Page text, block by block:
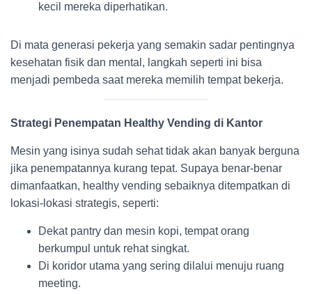
kecil mereka diperhatikan.
Di mata generasi pekerja yang semakin sadar pentingnya
kesehatan fisik dan mental, langkah seperti ini bisa
menjadi pembeda saat mereka memilih tempat bekerja.
Strategi Penempatan Healthy Vending di Kantor
Mesin yang isinya sudah sehat tidak akan banyak berguna
jika penempatannya kurang tepat. Supaya benar-benar
dimanfaatkan, healthy vending sebaiknya ditempatkan di
lokasi-lokasi strategis, seperti:
Dekat pantry dan mesin kopi, tempat orang
berkumpul untuk rehat singkat.
Di koridor utama yang sering dilalui menuju ruang
meeting.